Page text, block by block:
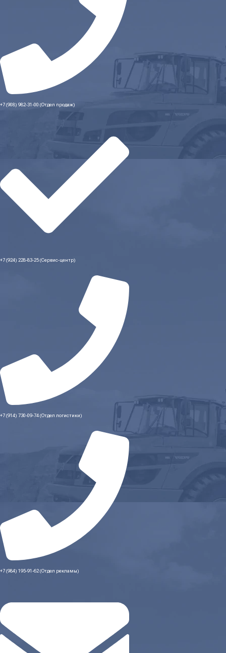
+7 (908) 982-31-00 (Отдел продаж)
+7 (924) 228-83-25 (Сервис-центр)
+7 (914) 730-09-74 (Отдел логистики)
+7 (984) 195-91-62 (Отдел рекламы)